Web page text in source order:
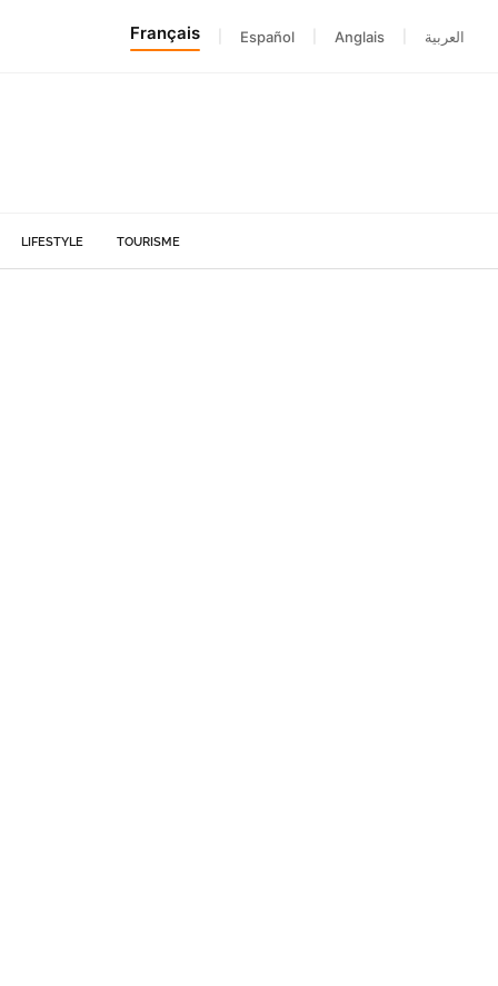
Français Español Anglais العربية
LIFESTYLE TOURISME